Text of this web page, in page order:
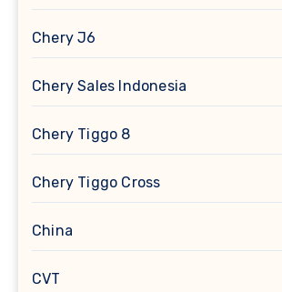
Chery J6
Chery Sales Indonesia
Chery Tiggo 8
Chery Tiggo Cross
China
CVT